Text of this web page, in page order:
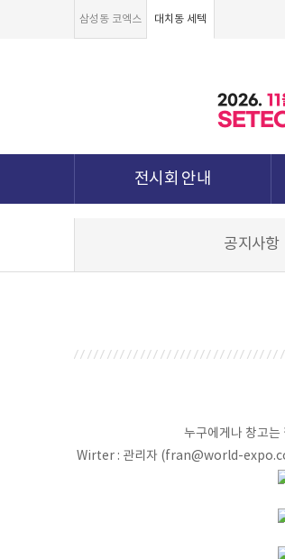
삼성동 코엑스 대치동 세텍
2026.
전시회 안내
공지사항
누구에게나 창고는
Wirter : 관리자 (fran@world-